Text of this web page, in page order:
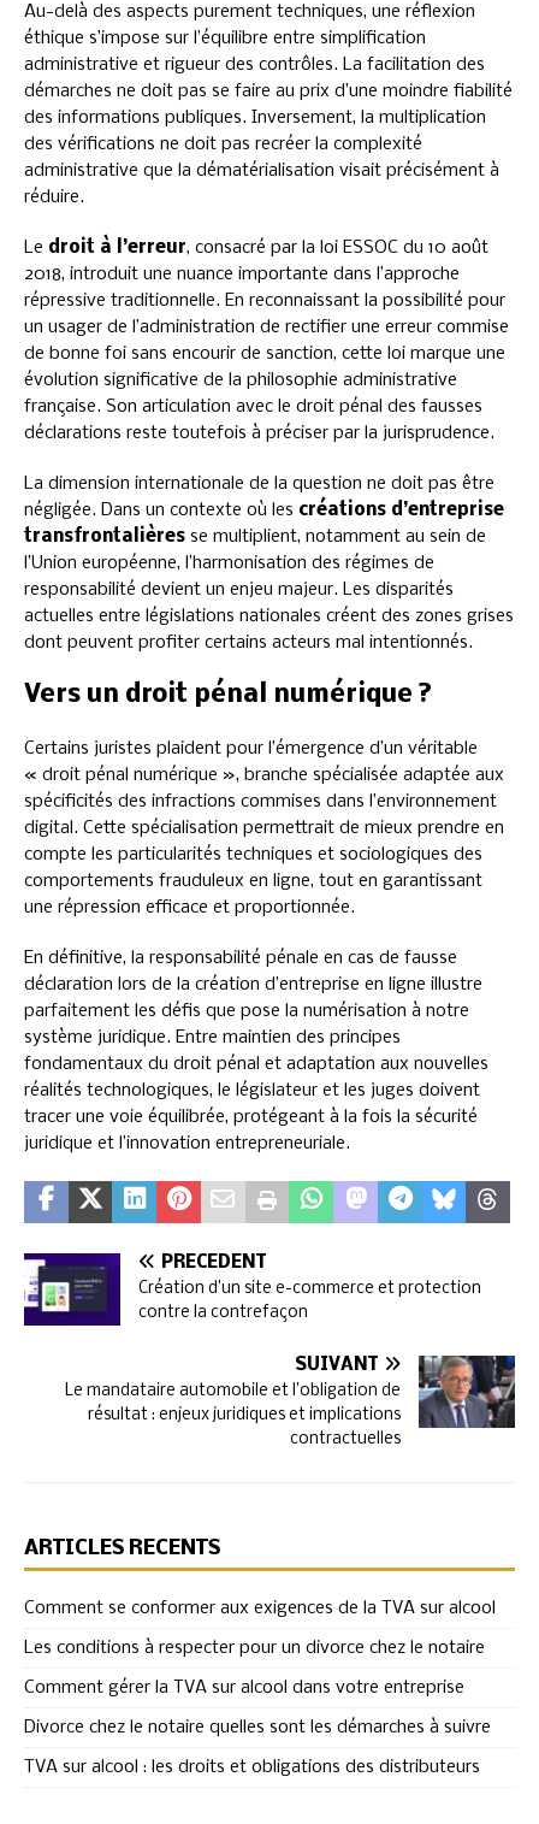
Au-delà des aspects purement techniques, une réflexion
éthique s’impose sur l’équilibre entre simplification
administrative et rigueur des contrôles. La facilitation des
démarches ne doit pas se faire au prix d’une moindre fiabilité
des informations publiques. Inversement, la multiplication
des vérifications ne doit pas recréer la complexité
administrative que la dématérialisation visait précisément à
réduire.
Le droit à l’erreur, consacré par la loi ESSOC du 10 août
2018, introduit une nuance importante dans l’approche
répressive traditionnelle. En reconnaissant la possibilité pour
un usager de l’administration de rectifier une erreur commise
de bonne foi sans encourir de sanction, cette loi marque une
évolution significative de la philosophie administrative
française. Son articulation avec le droit pénal des fausses
déclarations reste toutefois à préciser par la jurisprudence.
La dimension internationale de la question ne doit pas être
négligée. Dans un contexte où les créations d’entreprise
transfrontalières se multiplient, notamment au sein de
l’Union européenne, l’harmonisation des régimes de
responsabilité devient un enjeu majeur. Les disparités
actuelles entre législations nationales créent des zones grises
dont peuvent profiter certains acteurs mal intentionnés.
Vers un droit pénal numérique ?
Certains juristes plaident pour l’émergence d’un véritable
« droit pénal numérique », branche spécialisée adaptée aux
spécificités des infractions commises dans l’environnement
digital. Cette spécialisation permettrait de mieux prendre en
compte les particularités techniques et sociologiques des
comportements frauduleux en ligne, tout en garantissant
une répression efficace et proportionnée.
En définitive, la responsabilité pénale en cas de fausse
déclaration lors de la création d’entreprise en ligne illustre
parfaitement les défis que pose la numérisation à notre
système juridique. Entre maintien des principes
fondamentaux du droit pénal et adaptation aux nouvelles
réalités technologiques, le législateur et les juges doivent
tracer une voie équilibrée, protégeant à la fois la sécurité
juridique et l’innovation entrepreneuriale.
PRÉCÉDENT
Création d’un site e-commerce et protection
contre la contrefaçon
SUIVANT
Le mandataire automobile et l’obligation de
résultat : enjeux juridiques et implications
contractuelles
ARTICLES RÉCENTS
Comment se conformer aux exigences de la TVA sur alcool
Les conditions à respecter pour un divorce chez le notaire
Comment gérer la TVA sur alcool dans votre entreprise
Divorce chez le notaire quelles sont les démarches à suivre
TVA sur alcool : les droits et obligations des distributeurs